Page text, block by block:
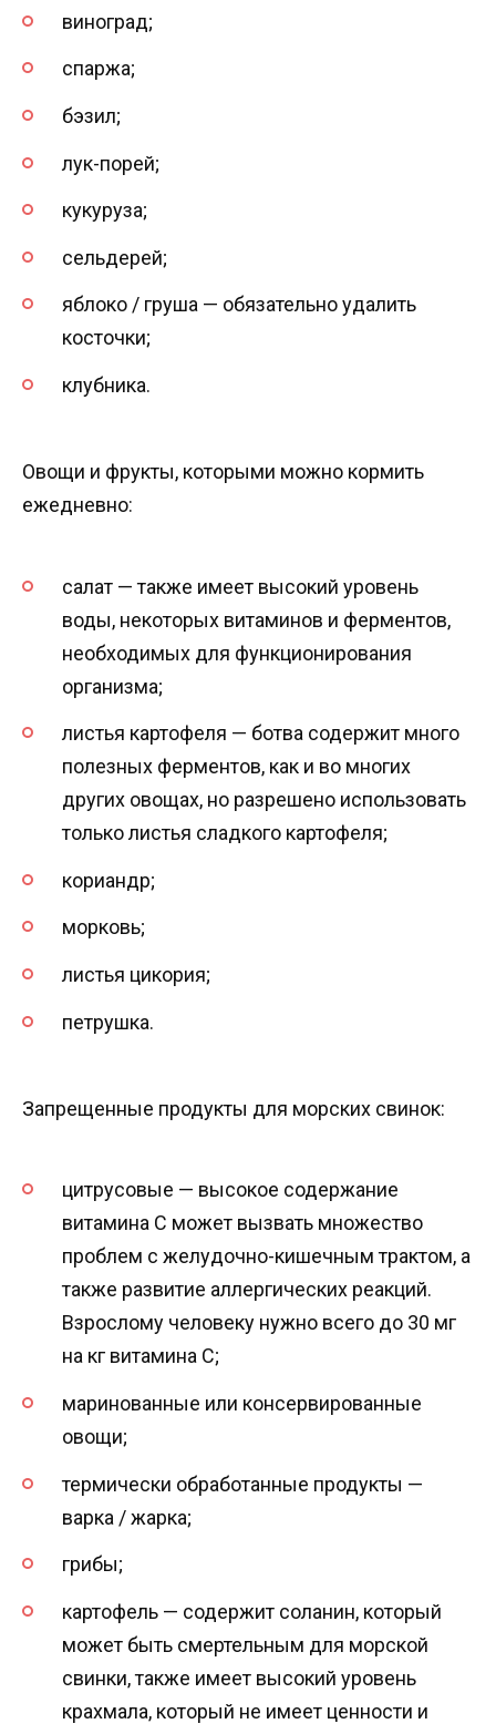
виноград;
спаржа;
бэзил;
лук-порей;
кукуруза;
сельдерей;
яблоко / груша — обязательно удалить
косточки;
клубника.
Овощи и фрукты, которыми можно кормить
ежедневно:
салат — также имеет высокий уровень
воды, некоторых витаминов и ферментов,
необходимых для функционирования
организма;
листья картофеля — ботва содержит много
полезных ферментов, как и во многих
других овощах, но разрешено использовать
только листья сладкого картофеля;
кориандр;
морковь;
листья цикория;
петрушка.
Запрещенные продукты для морских свинок:
цитрусовые — высокое содержание
витамина С может вызвать множество
проблем с желудочно-кишечным трактом, а
также развитие аллергических реакций.
Взрослому человеку нужно всего до 30 мг
на кг витамина С;
маринованные или консервированные
овощи;
термически обработанные продукты —
варка / жарка;
грибы;
картофель — содержит соланин, который
может быть смертельным для морской
свинки, также имеет высокий уровень
крахмала, который не имеет ценности и